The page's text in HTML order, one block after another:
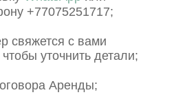
+77075251717;
свяжется с вами
уточнить детали;
Аренды;